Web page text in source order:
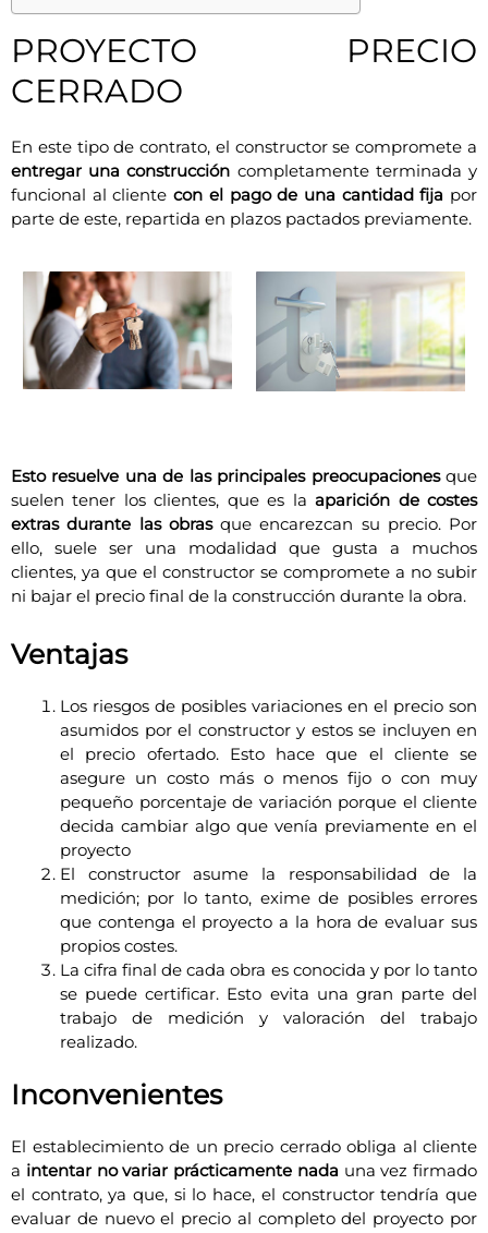
PROYECTO PRECIO
CERRADO
En este tipo de contrato, el constructor se compromete a
entregar una construcción completamente terminada y
funcional al clientecon el pago de una cantidad fija por
parte de este, repartida en plazos pactados previamente.
Esto resuelve una de las principales preocupacionesque
suelen tener los clientes, que es laaparición de costes
extras durante las obrasque encarezcan su precio. Por
ello, suele ser una modalidad que gusta a muchos
clientes, ya que el constructor se compromete a no subir
ni bajar el precio final de la construcción durante la obra.
Ventajas
Los riesgos de posibles variaciones en el precio son
asumidos por el constructor y estos se incluyen en
el precio ofertado. Esto hace que el cliente se
asegure un costo más o menos fijo o con muy
pequeño porcentaje de variación porque el cliente
decida cambiar algo que venía previamente en el
proyecto
El constructor asume la responsabilidad de la
medición; por lo tanto, exime de posibles errores
que contenga el proyecto a la hora de evaluar sus
propios costes.
La cifra final de cada obra es conocida y por lo tanto
se puede certificar. Esto evita una gran parte del
trabajo de medición y valoración del trabajo
realizado.
Inconvenientes
El establecimiento de un precio cerrado obliga al cliente
a intentar no variar prácticamente nada una vez firmado
el contrato, ya que, si lo hace, el constructor tendría que
evaluar de nuevo el precio al completo del proyecto por